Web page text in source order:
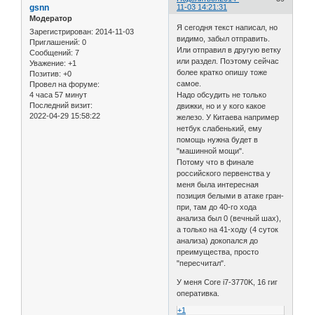
11-03 14:21:31
gsnn
Модератор
Зарегистрирован: 2014-11-03
Приглашений: 0
Сообщений: 7
Уважение: +1
Позитив: +0
Провел на форуме:
4 часа 57 минут
Последний визит:
2022-04-29 15:58:22
Я сегодня текст написал, но
видимо, забыл отправить.
Или отправил в другую ветку
или раздел. Поэтому сейчас
более кратко опишу тоже
самое.
Надо обсудить не только
движки, но и у кого какое
железо. У Китаева например
нетбук слабенький, ему
помощь нужна будет в
"машинной мощи".
Потому что в финале
российского первенства у
меня была интересная
позиция белыми в атаке гран-
при, там до 40-го хода
анализа был 0 (вечный шах),
а только на 41-ходу (4 суток
анализа) докопался до
преимущества, просто
"пересчитал".
У меня Core i7-3770K, 16 гиг
оперативка.
+1